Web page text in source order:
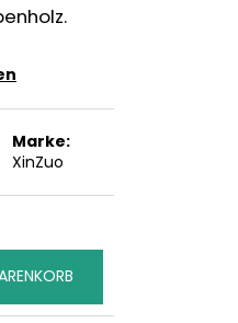
Marke:
XinZuo